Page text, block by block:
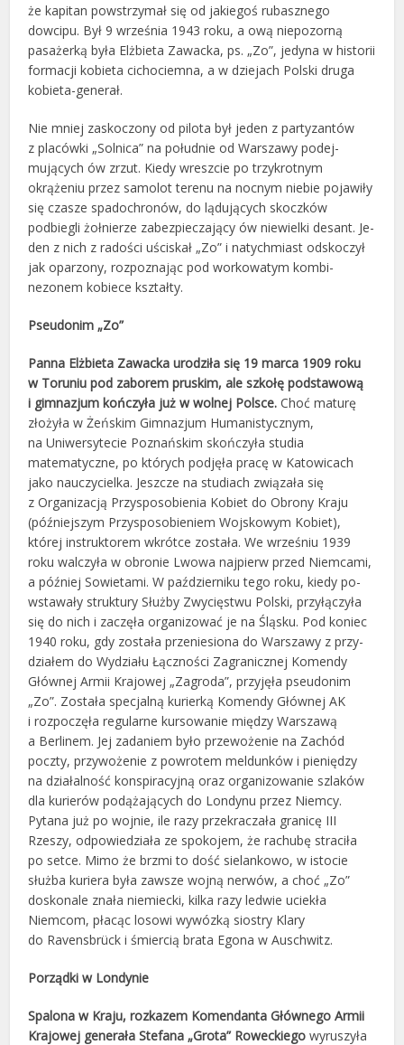
że kapitan powstrzymał się od jakiegoś rubasznego
dowcipu. Był 9 września 1943 roku, a ową niepozorną
pasażerką była Elżbieta Zawacka, ps. „Zo”, jedyna w historii
formacji kobieta cichociemna, a w dziejach Polski druga
kobieta-generał.
Nie mniej zaskoczony od pilota był jeden z partyzantów
z placówki „Solnica” na południe od Warszawy podej­
mujących ów zrzut. Kiedy wreszcie po trzykrotnym
okrążeniu przez samolot terenu na nocnym niebie pojawiły
się czasze spadochronów, do lądujących skoczków
podbiegli żołnierze zabezpieczający ów niewielki desant. Je­
den z nich z radości uściskał „Zo” i natychmiast odskoczył
jak oparzony, rozpoznając pod workowatym kombi­
nezonem kobiece kształty.
Pseudonim „Zo”
Panna Elżbieta Zawacka urodziła się 19 marca 1909 roku
w Toruniu pod zaborem pruskim, ale szkołę podstawo­wą
i gimnazjum kończyła już w wolnej Polsce. Choć maturę
złożyła w Żeńskim Gimnazjum Humanistycz­nym,
na Uniwersytecie Poznańskim skończyła studia
matematyczne, po których podjęła pracę w Katowicach
jako na­uczycielka. Jeszcze na studiach związała się
z Organizacją Przysposobienia Kobiet do Obrony Kraju
(później­szym Przysposobieniem Wojskowym Kobiet),
której instruktorem wkrótce została. We wrześniu 1939
roku wal­czyła w obronie Lwowa najpierw przed Niemcami,
a później Sowietami. W październiku tego roku, kiedy po­
wstawały struktury Służby Zwycięstwu Polski, przyłączyła
się do nich i zaczęła organizować je na Śląsku. Pod koniec
1940 roku, gdy została przeniesiona do Warszawy z przy­
działem do Wydziału Łączności Zagranicznej Komendy
Głównej Armii Krajowej „Zagroda”, przyjęła pseudon­im
„Zo”. Została specjalną kurierką Komendy Głównej AK
i rozpoczęła regularne kursowanie między Warsza­wą
a Berlinem. Jej zadaniem było przewożenie na Zachód
poczty, przywożenie z powrotem meldunków i pie­niędzy
na działalność konspiracyjną oraz organizo­wanie szlaków
dla kurierów podążających do Londynu przez Niem­cy.
Pytana już po wojnie, ile razy przekra­czała granicę III
Rzeszy, odpowiedziała ze spokojem, że rachu­bę straciła
po setce. Mimo że brzmi to dość sielankowo, w istocie
służba kuriera była zawsze wojną nerwów, a choć „Zo”
doskonale znała niemiecki, kilka razy ledwie uciekła
Niemcom, płacąc losowi wywózką siostry Klary
do Ravensbrück i śmiercią brata Egona w Auschwitz.
Porządki w Londynie
Spalona w Kraju, rozkazem Komendanta Głównego Armii
Krajowej generała Stefana „Grota” Roweckiegowy­ruszyła